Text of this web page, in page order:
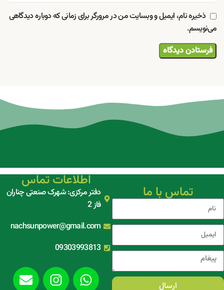
ذخیره نام، ایمیل و وبسایت من در مرورگر برای زمانی که دوباره دیدگاهی
می‌نویسم.
تماس با ما
ارسال
اطلاعات تماس
دفتر مرکزی: شهرک صنعتی چناران
فاز 2
nachsunpower@gmail.com
09303993813